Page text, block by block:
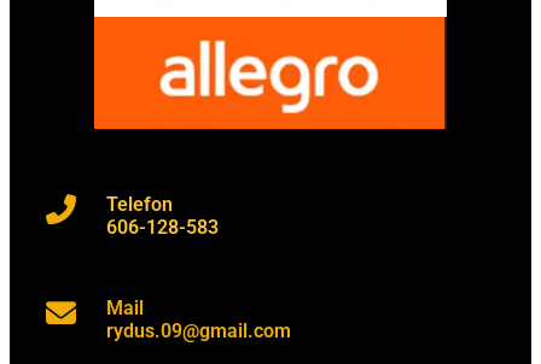
Telefon
606-128-583
Mail
rydus.09@gmail.com